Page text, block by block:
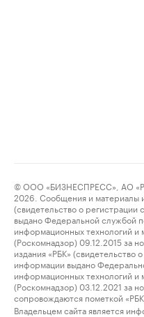
© ООО «БИЗНЕСПРЕСС», АО
2026. Сообщения и материалы
(свидетельство о
выдано Федеральной службой
информационных технологий и
(Роскомнадзор) 09.12.2015 за
издания «РБК» (свидетельство
информации выдано
информационных технологий и
(Роскомнадзор) 03.12.2021 за
сопровождаются пометкой
Владельцем сайта является